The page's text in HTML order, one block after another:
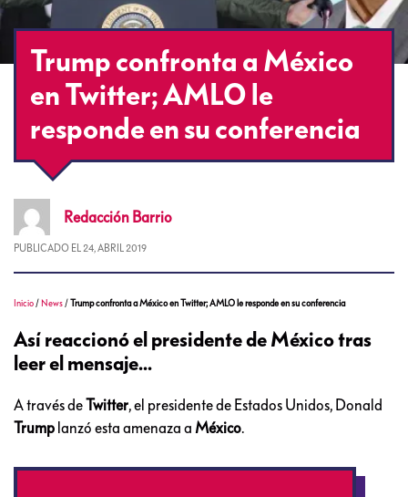
Trump confronta a México
en Twitter; AMLO le
responde en su conferencia
Redacción Barrio
PUBLICADO EL 24, ABRIL 2019
Inicio / News /Trump confronta a México en Twitter; AMLO le responde en su conferencia
Así reaccionó el presidente de México tras
leer el mensaje...
A través deTwitter, el presidente de Estados Unidos, Donald
Trump lanzó esta amenaza a México.